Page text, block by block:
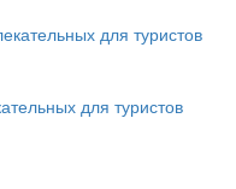
для туристов